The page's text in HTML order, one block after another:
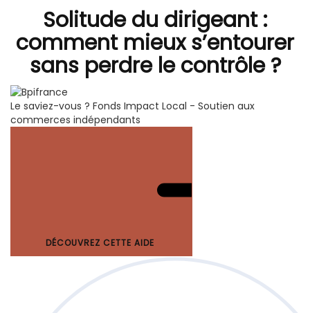
Solitude du dirigeant :
comment mieux s’entourer
sans perdre le contrôle ?
Le saviez-vous ? Fonds Impact Local - Soutien aux
commerces indépendants
DÉCOUVREZ CETTE AIDE